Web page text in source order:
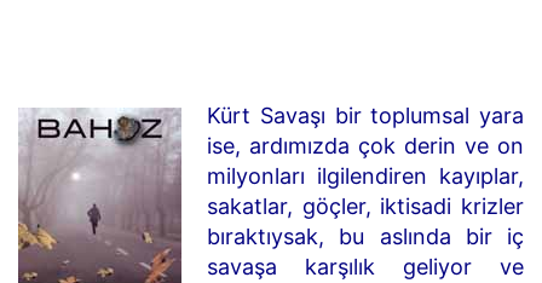
Kürt Savaşı bir toplumsal yara
ise, ardımızda çok derin ve on
milyonları ilgilendiren kayıplar,
sakatlar, göçler, iktisadi krizler
bıraktıysak, bu aslında bir iç
savaşa karşılık geliyor ve